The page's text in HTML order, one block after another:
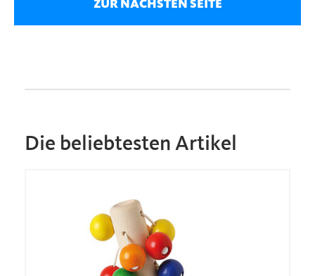
ZUR NÄCHSTEN SEITE
Die beliebtesten Artikel